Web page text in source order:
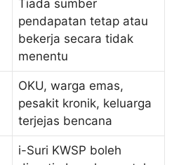
Tiada sumber
pendapatan tetap atau
bekerja secara tidak
menentu
OKU, warga emas,
pesakit kronik, keluarga
terjejas bencana
i-Suri KWSP boleh